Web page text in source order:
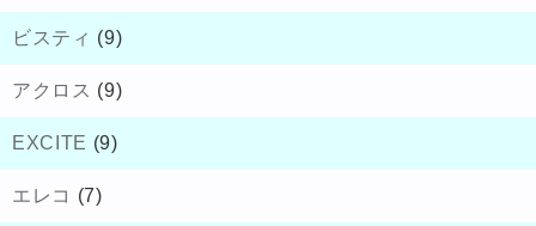
ビスティ (9)
アクロス (9)
EXCITE (9)
エレコ (7)